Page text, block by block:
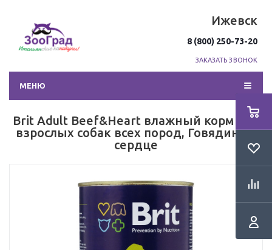
Ижевск
8 (800) 250-73-20
ЗАКАЗАТЬ ЗВОНОК
МЕНЮ
Brit Adult Beef&Heart влажный корм для
взрослых собак всех пород, Говядина и
сердце